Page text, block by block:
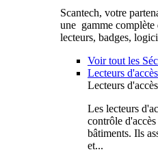
Scantech, votre
une gamme complète
lecteurs, badges,
Voir tout les
Lecteurs d'accès
Lecteurs d'accès
Les lecteurs
contrôle
bâtiments. Ils
et...